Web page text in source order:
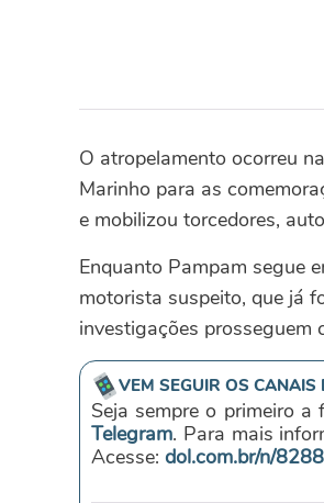
O atropelamento ocorreu
Marinho para as
e mobilizou torcedores,
Enquanto Pampam segue
motorista suspeito, que já
investigações prosseguem
VEM SEGUIR OS CANAIS
Seja sempre o primeiro
Telegram. Para mais
Acesse: dol.com.br/n/